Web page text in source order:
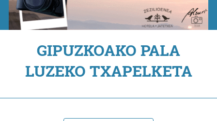
GIPUZKOAKO PALA
LUZEKO TXAPELKETA